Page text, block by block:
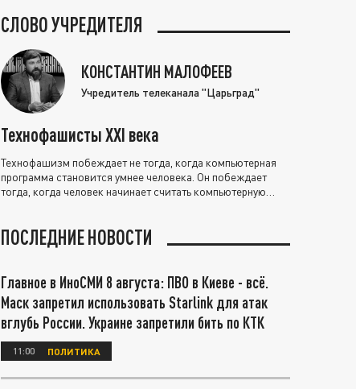
СЛОВО УЧРЕДИТЕЛЯ
КОНСТАНТИН МАЛОФЕЕВ
Учредитель телеканала "Царьград"
Технофашисты XXI века
Технофашизм побеждает не тогда, когда компьютерная
программа становится умнее человека. Он побеждает
тогда, когда человек начинает считать компьютерную
ПОСЛЕДНИЕ НОВОСТИ
Главное в ИноСМИ 8 августа: ПВО в Киеве - всё.
Маск запретил использовать Starlink для атак
вглубь России. Украине запретили бить по КТК
11:00 ПОЛИТИКА